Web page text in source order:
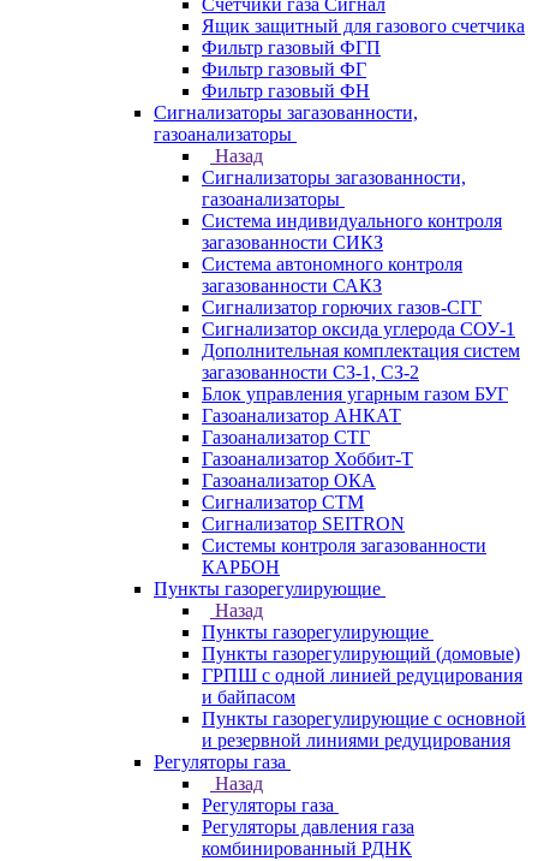
Счетчики газа Сигнал
Ящик защитный для газового счетчика
Фильтр газовый ФГП
Фильтр газовый ФГ
Фильтр газовый ФН
Сигнализаторы загазованности,
газоанализаторы
Назад
Сигнализаторы загазованности,
газоанализаторы
Система индивидуального контроля
загазованности СИКЗ
Система автономного контроля
загазованности САКЗ
Сигнализатор горючих газов-СГГ
Сигнализатор оксида углерода СОУ-1
Дополнительная комплектация систем
загазованности СЗ-1, СЗ-2
Блок управления угарным газом БУГ
Газоанализатор АНКАТ
Газоанализатор СТГ
Газоанализатор Хоббит-Т
Газоанализатор ОКА
Сигнализатор СТМ
Сигнализатор SEITRON
Системы контроля загазованности
КАРБОН
Пункты газорегулирующие
Назад
Пункты газорегулирующие
Пункты газорегулирующий (домовые)
ГРПШ с одной линией редуцирования
и байпасом
Пункты газорегулирующие с основной
и резервной линиями редуцирования
Регуляторы газа
Назад
Регуляторы газа
Регуляторы давления газа
комбинированный РДНК